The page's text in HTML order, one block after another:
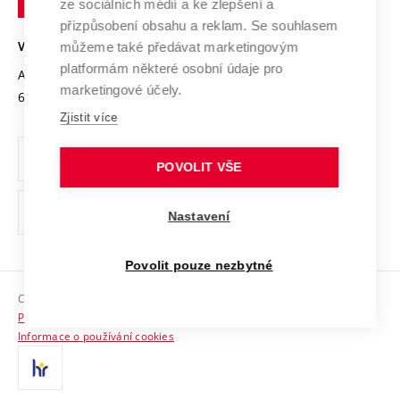
Open Science
Projekty
Projekty ze strukturálních fondů
Specifický výzkum
Univerzitní sítě
Bezpečná univerzita
Vyznamenání
Organizační struktura
Ochrana osobních údajů
odkaz)
Sociální bezpečí
HR Award
Kontakty
VYSOKÉ UČENÍ TECHNICKÉ V BRNĚ
Antonínská 548/1
602 00 Brno
www.vut.cz
vut@vutbr.cz
Copyright © 2026 VUT
Prohlášení o přístupnosti
Informace o používání cookies
ze sociálních médií a ke zlepšení a
přizpůsobení obsahu a reklam. Se souhlasem
můžeme také předávat marketingovým
platformám některé osobní údaje pro
marketingové účely.
Zjistit více
POVOLIT VŠE
Nastavení
Povolit pouze nezbytné